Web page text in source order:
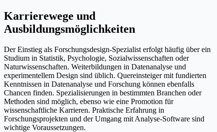
Karrierewege und
Ausbildungsmöglichkeiten
Der Einstieg als Forschungsdesign-Spezialist erfolgt häufig über ein
Studium in Statistik, Psychologie, Sozialwissenschaften oder
Naturwissenschaften. Weiterbildungen in Datenanalyse und
experimentellem Design sind üblich. Quereinsteiger mit fundierten
Kenntnissen in Datenanalyse und Forschung können ebenfalls
Chancen finden. Spezialisierungen in bestimmten Branchen oder
Methoden sind möglich, ebenso wie eine Promotion für
wissenschaftliche Karrieren. Praktische Erfahrung in
Forschungsprojekten und der Umgang mit Analyse-Software sind
wichtige Voraussetzungen.